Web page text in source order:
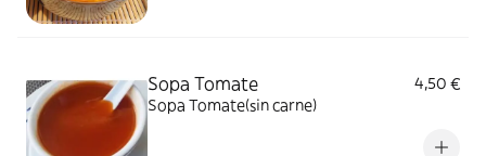
Sopa Tomate
4,50 €
Sopa Tomate(sin carne)